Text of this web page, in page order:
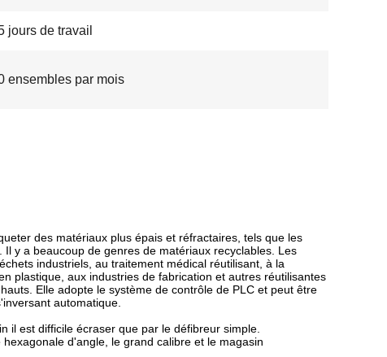
jours de travail
ensembles par mois
des matériaux plus épais et réfractaires, tels que les
y a beaucoup de genres de matériaux recyclables. Les
industriels, au traitement médical réutilisant, à la
plastique, aux industries de fabrication et autres réutilisantes
Elle adopte le système de contrôle de PLC et peut être
automatique.
il est difficile écraser que par le défibreur simple.
d'angle, le grand calibre et le magasin